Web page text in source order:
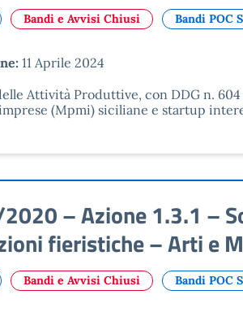
Bandi e Avvisi Chiusi Bandi POC
11 Aprile 2024
Attività Produttive, con DDG n.
(Mpmi) siciliane e startup
– Azione 1.3.1 –
fieristiche – Arti e
Bandi e Avvisi Chiusi Bandi POC